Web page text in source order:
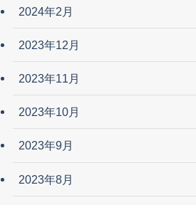
2024年2月
2023年12月
2023年11月
2023年10月
2023年9月
2023年8月